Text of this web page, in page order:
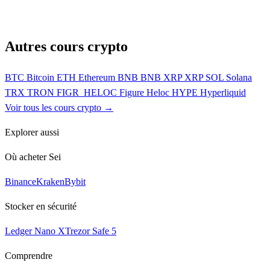
Autres cours crypto
BTC Bitcoin ETH Ethereum BNB BNB XRP XRP SOL Solana
TRX TRON FIGR_HELOC Figure Heloc HYPE Hyperliquid
Voir tous les cours crypto →
Explorer aussi
Où acheter Sei
BinanceKrakenBybit
Stocker en sécurité
Ledger Nano XTrezor Safe 5
Comprendre